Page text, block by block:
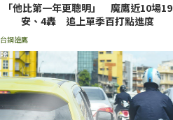
「他比第一年更聰明」 魔鷹近10場19
安、4轟 追上單季百打點進度
台鋼雄鷹
PR